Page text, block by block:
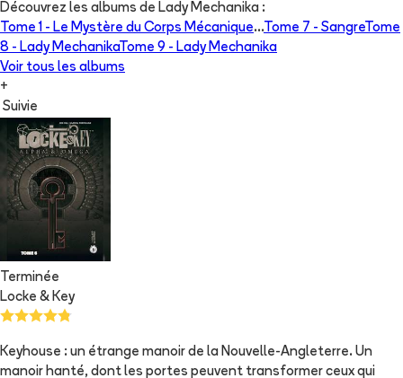
Découvrez les albums de Lady Mechanika :
Tome 1 - Le Mystère du Corps Mécanique...Tome 7 - SangreTome
8 - Lady MechanikaTome 9 - Lady Mechanika
Voir tous les albums
+
Suivie
Terminée
Locke & Key
Keyhouse : un étrange manoir de la Nouvelle-Angleterre. Un
manoir hanté, dont les portes peuvent transformer ceux qui